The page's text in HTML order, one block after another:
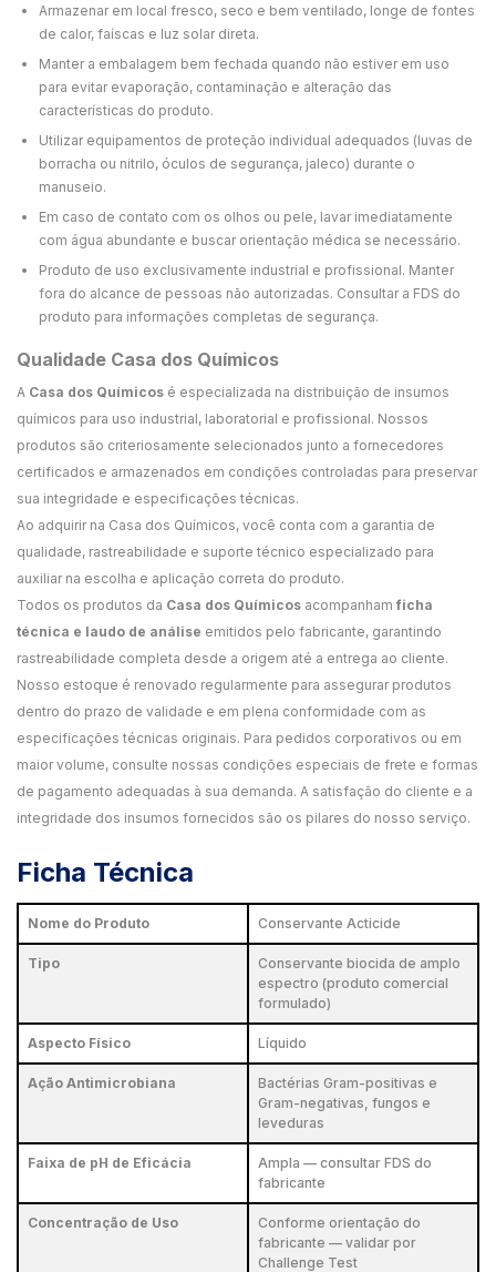
Armazenar em local fresco, seco e bem ventilado, longe de fontes
de calor, faíscas e luz solar direta.
Manter a embalagem bem fechada quando não estiver em uso
para evitar evaporação, contaminação e alteração das
características do produto.
Utilizar equipamentos de proteção individual adequados (luvas de
borracha ou nitrilo, óculos de segurança, jaleco) durante o
manuseio.
Em caso de contato com os olhos ou pele, lavar imediatamente
com água abundante e buscar orientação médica se necessário.
Produto de uso exclusivamente industrial e profissional. Manter
fora do alcance de pessoas não autorizadas. Consultar a FDS do
produto para informações completas de segurança.
Qualidade Casa dos Químicos
A Casa dos Químicos é especializada na distribuição de insumos
químicos para uso industrial, laboratorial e profissional. Nossos
produtos são criteriosamente selecionados junto a fornecedores
certificados e armazenados em condições controladas para preservar
sua integridade e especificações técnicas.
Ao adquirir na Casa dos Químicos, você conta com a garantia de
qualidade, rastreabilidade e suporte técnico especializado para
auxiliar na escolha e aplicação correta do produto.
Todos os produtos da Casa dos Químicos acompanham ficha
técnica e laudo de análise emitidos pelo fabricante, garantindo
rastreabilidade completa desde a origem até a entrega ao cliente.
Nosso estoque é renovado regularmente para assegurar produtos
dentro do prazo de validade e em plena conformidade com as
especificações técnicas originais. Para pedidos corporativos ou em
maior volume, consulte nossas condições especiais de frete e formas
de pagamento adequadas à sua demanda. A satisfação do cliente e a
integridade dos insumos fornecidos são os pilares do nosso serviço.
Ficha Técnica
Nome do Produto Conservante Acticide
Tipo
Conservante biocida de amplo
espectro (produto comercial
formulado)
Aspecto Físico Líquido
Ação Antimicrobiana
Bactérias Gram-positivas e
Gram-negativas, fungos e
leveduras
Faixa de pH de Eficácia
Ampla — consultar FDS do
fabricante
Concentração de Uso
Conforme orientação do
fabricante — validar por
Challenge Test